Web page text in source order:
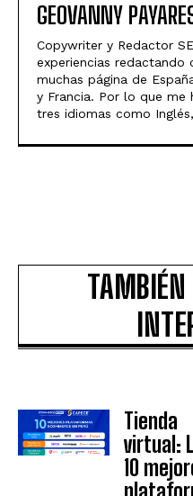
GEOVANNY
Copywriter y Redactor
experiencias redactando
muchas página de
y Francia. Por lo que
tres idiomas como
TAMBIÉN
Tienda
virtual:
10